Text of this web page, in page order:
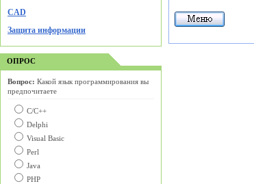
CAD
Защита информации
ОПРОС
Вопрос: Какой язык программирования вы
предпочитаете
С/C++
Delphi
Visual Basic
Perl
Java
PHP